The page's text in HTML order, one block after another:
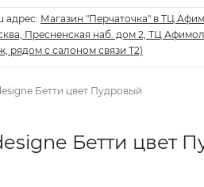
адрес: Магазин "Перчаточка" в ТЦ
Пресненская наб. дом 2, ТЦ
рядом с салоном связи Т2)
Бетти цвет Пудровый
Бетти цвет